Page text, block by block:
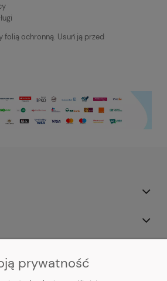
folią ochronną. Usuń ją przed
prywatność